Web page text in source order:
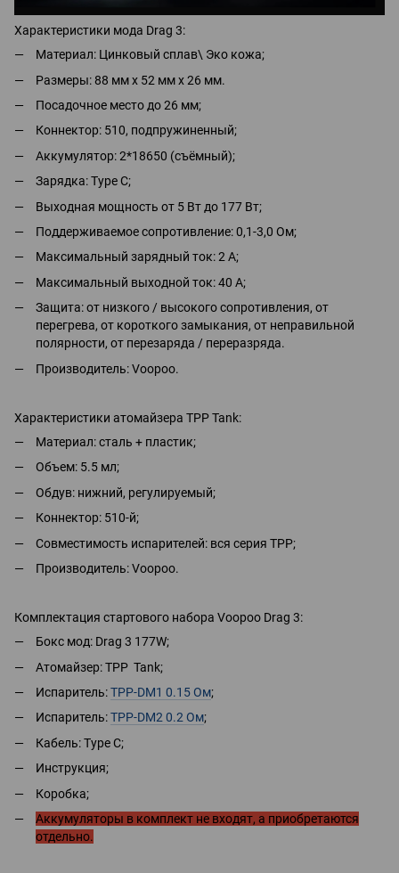
Характеристики мода Drag 3:
Материал: Цинковый сплав\ Эко кожа;
Размеры: 88 мм х 52 мм х 26 мм.
Посадочное место до 26 мм;
Коннектор: 510, подпружиненный;
Аккумулятор: 2*18650 (съёмный);
Зарядка: Type C;
Выходная мощность от 5 Вт до 177 Вт;
Поддерживаемое сопротивление: 0,1-3,0 Ом;
Максимальный зарядный ток: 2 А;
Максимальный выходной ток: 40 А;
Защита: от низкого / высокого сопротивления, от
перегрева, от короткого замыкания, от неправильной
полярности, от перезаряда / переразряда.
Производитель: Voopoo.
Характеристики атомайзера TPP Tank:
Материал: сталь + пластик;
Объем: 5.5 мл;
Обдув: нижний, регулируемый;
Коннектор: 510-й;
Совместимость испарителей: вся серия TPP;
Производитель: Voopoо.
Комплектация стартового набора Voopoo Drag 3:
Бокс мод: Drag 3 177W;
Атомайзер: TPP Tank;
Испаритель:TPP-DM1 0.15 Ом;
Испаритель:TPP-DM2 0.2 Ом;
Кабель: Type C;
Инструкция;
Коробка;
Аккумуляторы в комплект не входят, а приобретаются
отдельно.